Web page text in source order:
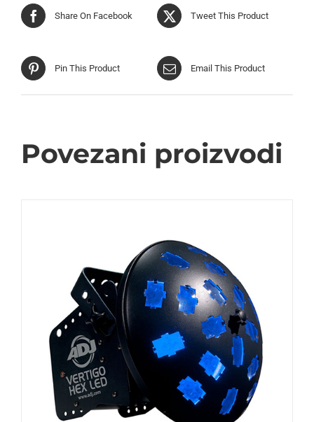
Share On Facebook Tweet This Product
Pin This Product Email This Product
Povezani proizvodi